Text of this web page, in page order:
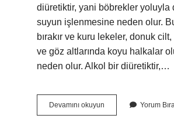
diüretiktir, yani böbrekler yoluyla
suyun işlenmesine neden olur.
bırakır ve kuru lekeler, donuk
ve göz altlarında koyu halkalar
neden olur. Alkol bir diüretiktir,…
Devamını okuyun Alkolden
Hemen
Yorum